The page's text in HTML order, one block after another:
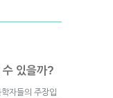
수 있을까?
자들의 주장입